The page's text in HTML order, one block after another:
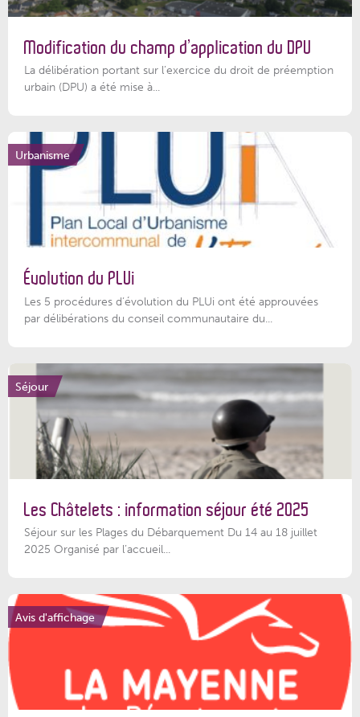
Modification du champ d’application du DPU
La délibération portant sur l’exercice du droit de préemption
urbain (DPU) a été mise à...
Urbanisme
Évolution du PLUi
Les 5 procédures d’évolution du PLUi ont été approuvées
par délibérations du conseil communautaire du...
Séjour
Les Châtelets : information séjour été 2025
Séjour sur les Plages du Débarquement Du 14 au 18 juillet
2025 Organisé par l’accueil...
Avis d'affichage